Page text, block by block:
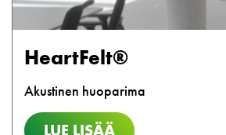
HeartFelt®
Akustinen huoparima
LUE LISÄÄ